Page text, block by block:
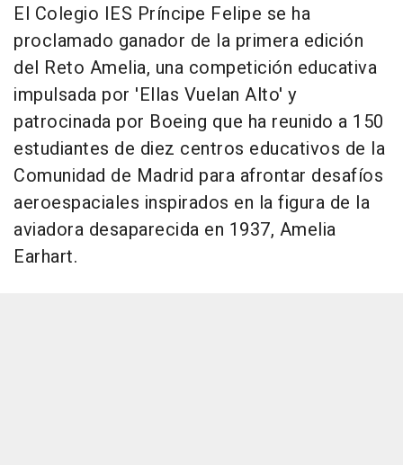
El Colegio IES Príncipe Felipe se ha
proclamado ganador de la primera edición
del Reto Amelia, una competición educativa
impulsada por 'Ellas Vuelan Alto' y
patrocinada por Boeing que ha reunido a 150
estudiantes de diez centros educativos de la
Comunidad de Madrid para afrontar desafíos
aeroespaciales inspirados en la figura de la
aviadora desaparecida en 1937, Amelia
Earhart.